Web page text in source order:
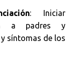
: Iniciar
a padres y
síntomas de los